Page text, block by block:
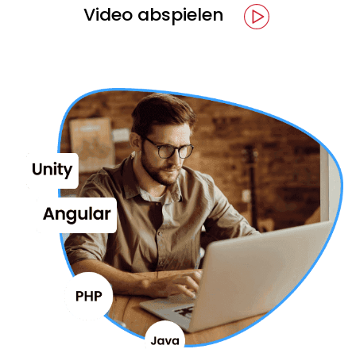
Video abspielen